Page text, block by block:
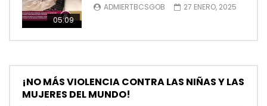
05:09
ADMIERTBCSGOB 27 ENERO, 2025
¡NO MÁS VIOLENCIA CONTRA LAS NIÑAS Y LAS
MUJERES DEL MUNDO!